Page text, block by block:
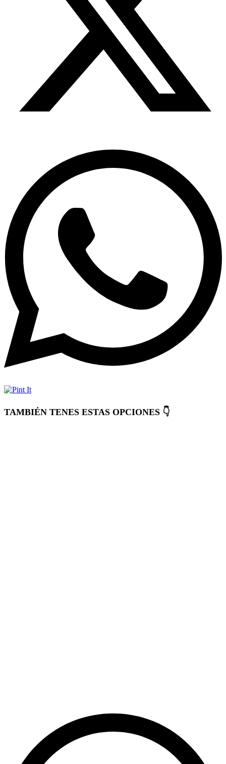
TAMBIÉN TENES ESTAS OPCIONES 👇